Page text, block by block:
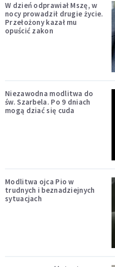
W dzień odprawiał Mszę, w
nocy prowadził drugie życie.
Przełożony kazał mu
opuścić zakon
Niezawodna modlitwa do
św. Szarbela. Po 9 dniach
mogą dziać się cuda
Modlitwa ojca Pio w
trudnych i beznadziejnych
sytuacjach